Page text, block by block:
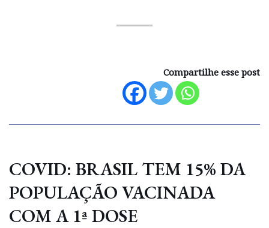
Compartilhe esse post
COVID: BRASIL TEM 15% DA
POPULAÇÃO VACINADA
COM A 1ª DOSE